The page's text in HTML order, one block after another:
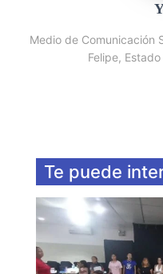
Medio de Comunicación
Felipe,
Te puede